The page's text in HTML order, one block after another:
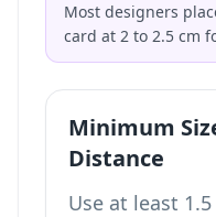
Most designers
card at 2 to 2.5 cm
Minimum
Distance
Use at least